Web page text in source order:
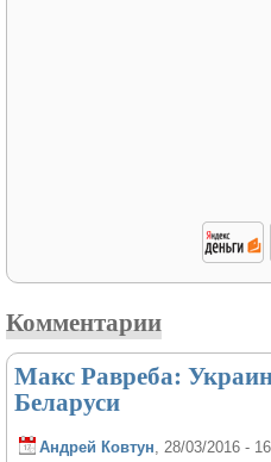
Комментарии
Макс Равреба:
Беларуси
Андрей Ковтун , 28/03/2016 -